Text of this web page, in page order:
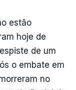
estão
hoje de
de um
o embate em
no